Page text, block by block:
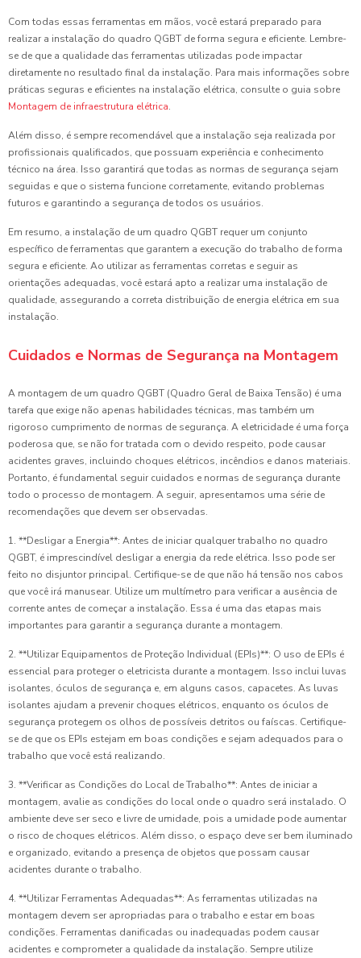
Com todas essas ferramentas em mãos, você estará preparado para
realizar a instalação do quadro QGBT de forma segura e eficiente. Lembre-
se de que a qualidade das ferramentas utilizadas pode impactar
diretamente no resultado final da instalação. Para mais informações sobre
práticas seguras e eficientes na instalação elétrica, consulte o guia sobre
Montagem de infraestrutura elétrica.
Além disso, é sempre recomendável que a instalação seja realizada por
profissionais qualificados, que possuam experiência e conhecimento
técnico na área. Isso garantirá que todas as normas de segurança sejam
seguidas e que o sistema funcione corretamente, evitando problemas
futuros e garantindo a segurança de todos os usuários.
Em resumo, a instalação de um quadro QGBT requer um conjunto
específico de ferramentas que garantem a execução do trabalho de forma
segura e eficiente. Ao utilizar as ferramentas corretas e seguir as
orientações adequadas, você estará apto a realizar uma instalação de
qualidade, assegurando a correta distribuição de energia elétrica em sua
instalação.
Cuidados e Normas de Segurança na Montagem
A montagem de um quadro QGBT (Quadro Geral de Baixa Tensão) é uma
tarefa que exige não apenas habilidades técnicas, mas também um
rigoroso cumprimento de normas de segurança. A eletricidade é uma força
poderosa que, se não for tratada com o devido respeito, pode causar
acidentes graves, incluindo choques elétricos, incêndios e danos materiais.
Portanto, é fundamental seguir cuidados e normas de segurança durante
todo o processo de montagem. A seguir, apresentamos uma série de
recomendações que devem ser observadas.
1. **Desligar a Energia**: Antes de iniciar qualquer trabalho no quadro
QGBT, é imprescindível desligar a energia da rede elétrica. Isso pode ser
feito no disjuntor principal. Certifique-se de que não há tensão nos cabos
que você irá manusear. Utilize um multímetro para verificar a ausência de
corrente antes de começar a instalação. Essa é uma das etapas mais
importantes para garantir a segurança durante a montagem.
2. **Utilizar Equipamentos de Proteção Individual (EPIs)**: O uso de EPIs é
essencial para proteger o eletricista durante a montagem. Isso inclui luvas
isolantes, óculos de segurança e, em alguns casos, capacetes. As luvas
isolantes ajudam a prevenir choques elétricos, enquanto os óculos de
segurança protegem os olhos de possíveis detritos ou faíscas. Certifique-
se de que os EPIs estejam em boas condições e sejam adequados para o
trabalho que você está realizando.
3. **Verificar as Condições do Local de Trabalho**: Antes de iniciar a
montagem, avalie as condições do local onde o quadro será instalado. O
ambiente deve ser seco e livre de umidade, pois a umidade pode aumentar
o risco de choques elétricos. Além disso, o espaço deve ser bem iluminado
e organizado, evitando a presença de objetos que possam causar
acidentes durante o trabalho.
4. **Utilizar Ferramentas Adequadas**: As ferramentas utilizadas na
montagem devem ser apropriadas para o trabalho e estar em boas
condições. Ferramentas danificadas ou inadequadas podem causar
acidentes e comprometer a qualidade da instalação. Sempre utilize